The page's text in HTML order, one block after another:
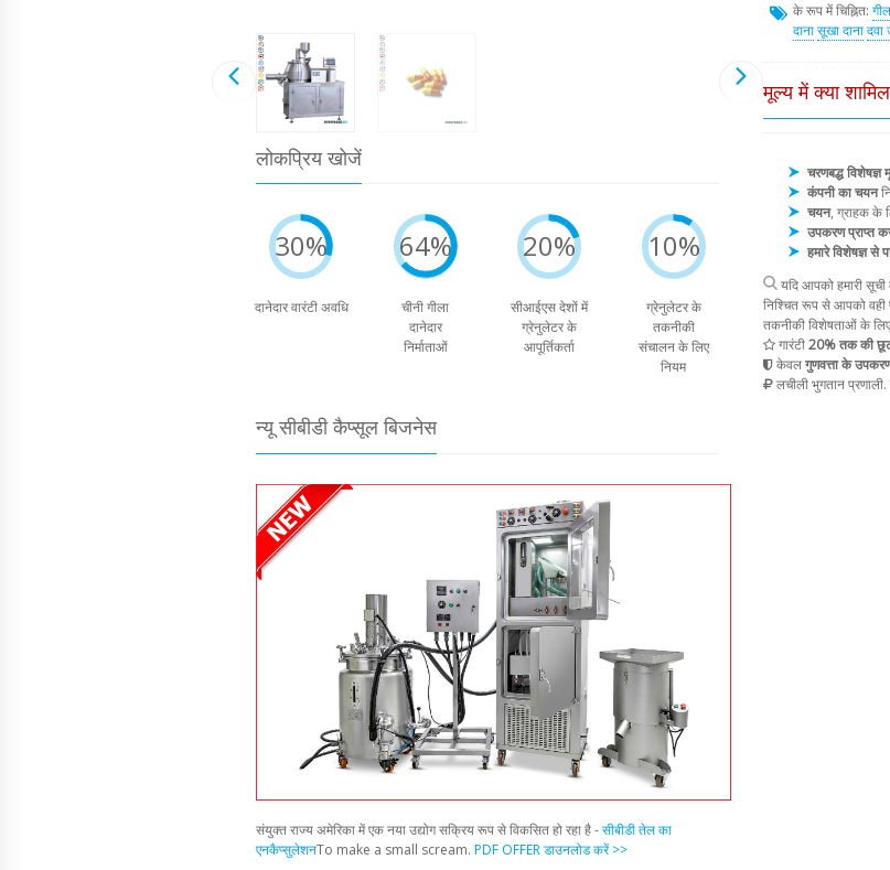
लोकप्रिय खोजें
30%
दानेदार वारंटी अवधि
64%
चीनी गीला
दानेदार
निर्माताओं
20%
सीआईएस देशों में
ग्रेनुलेटर के
आपूर्तिकर्ता
10%
ग्रेनुलेटर के
तकनीकी
संचालन के लिए
नियम
न्यू सीबीडी कैप्सूल बिजनेस
संयुक्त राज्य अमेरिका में एक नया उद्योग सक्रिय रूप से विकसित हो रहा है -सीबीडी तेल का
एनकैप्सुलेशनTo make a small scream. PDF OFFER डाउनलोड करें >>
के रूप में चिह्नित:
दानासूखा दाना
मूल्य में क्या
चरणबद्ध विशेषज्ञ
कंपनी का चयन
चयन, ग्राहक के
उपकरण प्राप्त
हमारे विशेषज्ञ से
यदि आपको हमारी
निश्चित रूप से आपको
तकनीकी विशेषताओं के
गारंटी20% तक की
केवलगुणवत्ता के
लचीली भुगतान प्रणाली.